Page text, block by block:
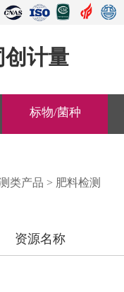
创计量
标物/菌种
类产品 > 肥料检测
资源名称